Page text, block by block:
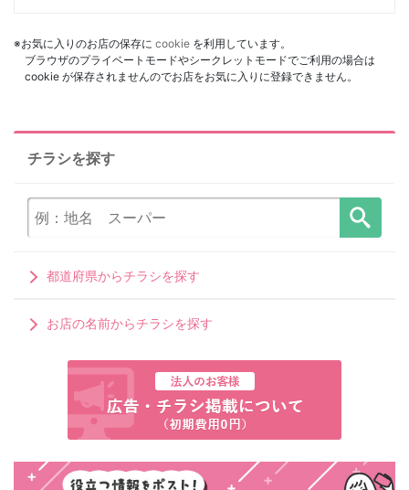
※お気に入りのお店の保存に cookie を利用しています。
ブラウザのプライベートモードやシークレットモードでご利用の場合は
cookie が保存されませんのでお店をお気に入りに登録できません。
チラシを探す
都道府県からチラシを探す
お店の名前からチラシを探す